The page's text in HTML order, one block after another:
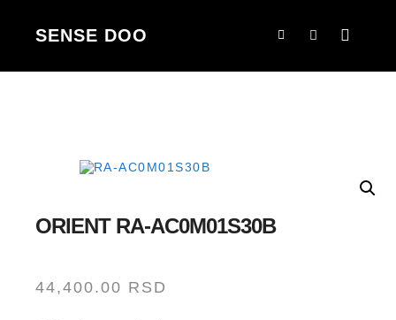
SENSE DOO
ORIENT RA-AC0M01S30B
44,400.00 RSD